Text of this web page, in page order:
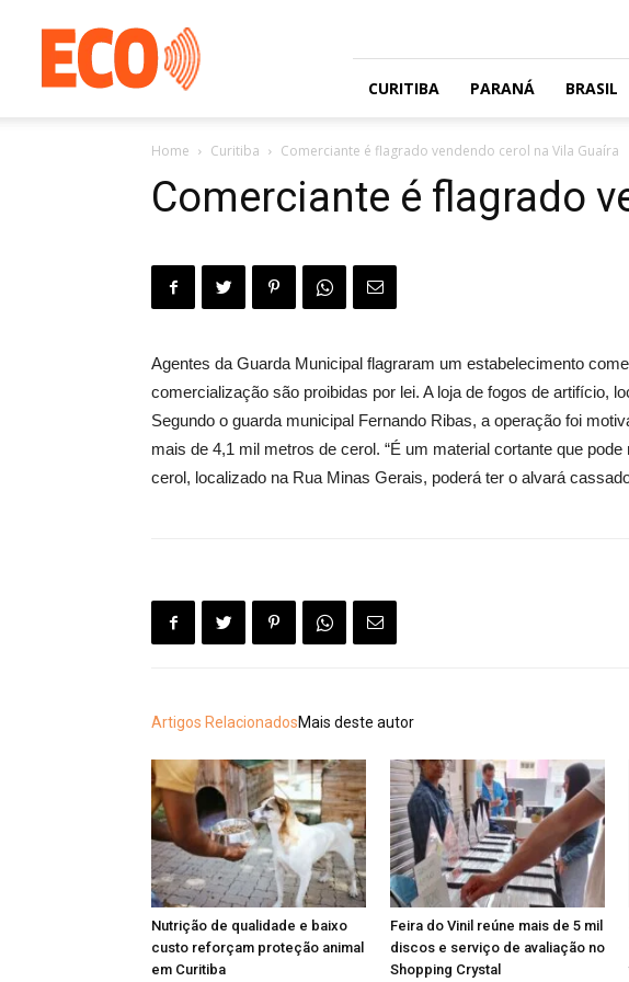
gratuito
com
circulação
CURITIBA PARANÁ BRASIL
Home Curitiba Comerciante é flagrado vendendo cerol na Vila Guaíra
Comerciante é flagrado
Agentes da Guarda Municipal flagraram um estabelecimento
comercialização são proibidas por lei. A loja de fogos de artifício,
Segundo o guarda municipal Fernando Ribas, a operação foi
mais de 4,1 mil metros de cerol. “É um material cortante que
cerol, localizado na Rua Minas Gerais, poderá ter o alvará
Artigos RelacionadosMais deste autor
Nutrição de qualidade e baixo
custo reforçam proteção animal
em Curitiba
Feira do Vinil reúne mais de 5 mil
discos e serviço de avaliação no
Shopping Crystal